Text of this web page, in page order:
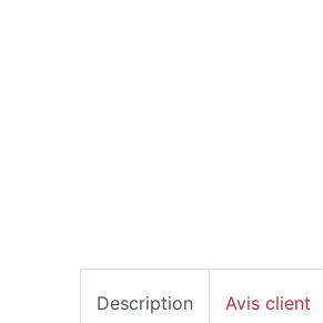
Description Avis client